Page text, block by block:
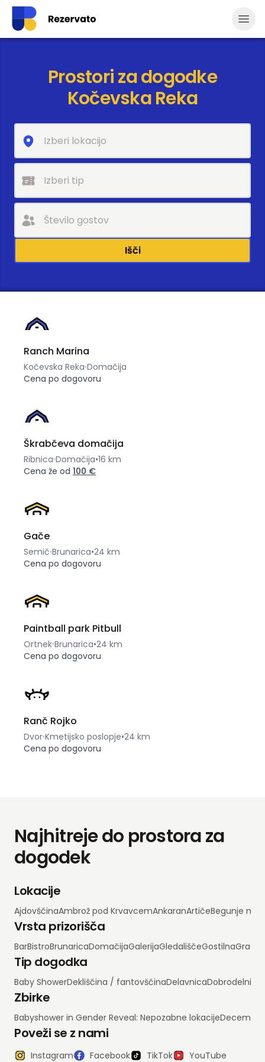
Prostori za dogodke
Kočevska Reka
Išči
Ranch Marina
Kočevska Reka Domačija
Cena po dogovoru
Škrabčeva domačija
Ribnica Domačija•16 km
Cena že od 100 €
Gače
Semič Brunarica•24 km
Cena po dogovoru
Paintball park Pitbull
Ortnek Brunarica•24 km
Cena po dogovoru
Ranč Rojko
Dvor Kmetijsko poslopje•24 km
Cena po dogovoru
Najhitreje do prostora za
dogodek
Lokacije
AjdovščinaAmbrož pod KrvavcemAnkaranArtičeBegunje na
Vrsta prizorišča
BarBistroBrunaricaDomačijaGalerijaGledališčeGostilnaGrad
Tip dogodka
Baby ShowerDekliščina / fantovščinaDelavnicaDobrodelni
Zbirke
Babyshower in Gender Reveal: Nepozabne lokacije
Poveži se z nami
Instagram Facebook TikTok YouTube